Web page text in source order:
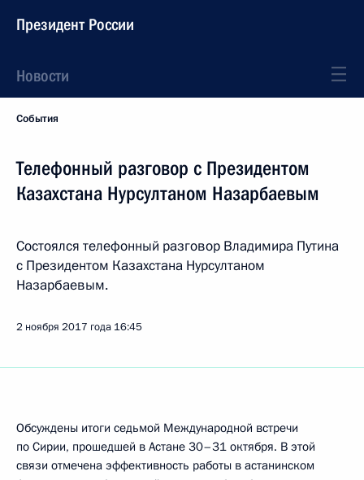
Президент России
Новости
События
Телефонный разговор с Президентом
Казахстана Нурсултаном Назарбаевым
Состоялся телефонный разговор Владимира Путина
с Президентом Казахстана Нурсултаном
Назарбаевым.
2 ноября 2017 года 16:45
Обсуждены итоги седьмой Международной встречи
по Сирии, прошедшей в Астане 30–31 октября. В этой
связи отмечена эффективность работы в астанинском